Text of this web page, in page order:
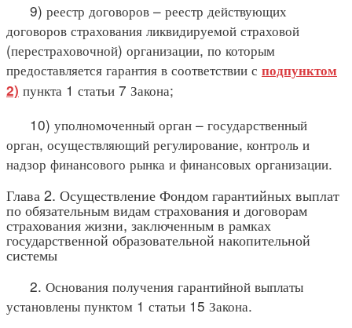
9) реестр договоров – реестр действующих
договоров страхования ликвидируемой страховой
(перестраховочной) организации, по которым
предоставляется гарантия в соответствии с подпунктом
2) пункта 1 статьи 7 Закона;
10) уполномоченный орган – государственный
орган, осуществляющий регулирование, контроль и
надзор финансового рынка и финансовых организации.
Глава 2. Осуществление Фондом гарантийных выплат
по обязательным видам страхования и договорам
страхования жизни, заключенным в рамках
государственной образовательной накопительной
системы
2. Основания получения гарантийной выплаты
установлены пунктом 1 статьи 15 Закона.